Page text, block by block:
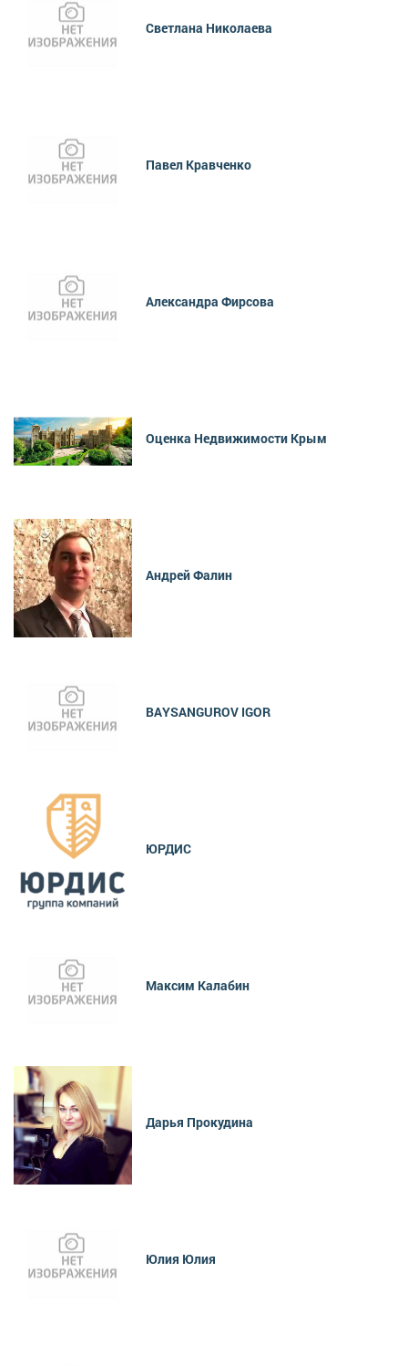
Светлана Николаева
Павел Кравченко
Александра Фирсова
Оценка Недвижимости Крым
Андрей Фалин
BAYSANGUROV IGOR
ЮРДИС
Максим Калабин
Дарья Прокудина
Юлия Юлия